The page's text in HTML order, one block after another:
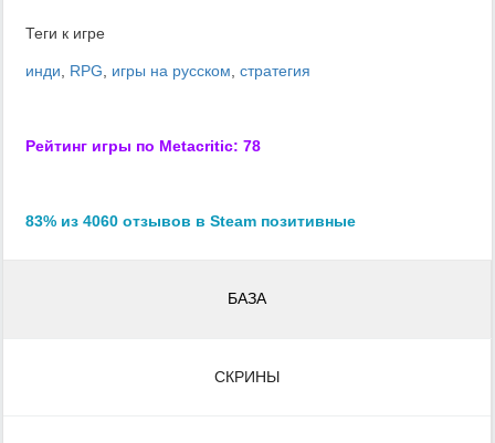
Теги к игре
инди RPG игры на русском стратегия
Рейтинг игры по Metacritic: 78
83% из 4060 отзывов в Steam позитивные
БАЗА
СКРИНЫ